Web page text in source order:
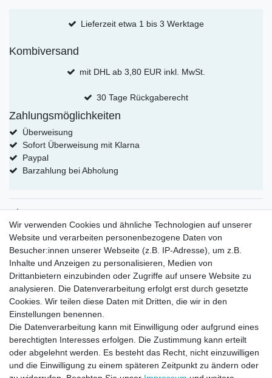
Lieferzeit etwa 1 bis 3 Werktage
Kombiversand
mit DHL ab 3,80 EUR inkl. MwSt.
30 Tage Rückgaberecht
Zahlungsmöglichkeiten
Überweisung
Sofort Überweisung mit Klarna
Paypal
Barzahlung bei Abholung
Shop
Kategorien für Modelleisenbahn
Kategorien für Puppenhaus 1:12
Kategorien für Puppenhaus 1:24
Kategorien für Puppenhaus 1:6
Mein Konto
eröffne dein eigenes Konto bei uns
erstelle deine eigene Wunschliste
Kontakt
Sie haben fragen ?
Wir verwenden Cookies und ähnliche Technologien auf unserer
Website und verarbeiten personenbezogene Daten von
Besucher:innen unserer Webseite (z.B. IP-Adresse), um z.B.
Inhalte und Anzeigen zu personalisieren, Medien von
Drittanbietern einzubinden oder Zugriffe auf unsere Website zu
analysieren. Die Datenverarbeitung erfolgt erst durch gesetzte
Cookies. Wir teilen diese Daten mit Dritten, die wir in den
Einstellungen benennen.
Die Datenverarbeitung kann mit Einwilligung oder aufgrund eines
berechtigten Interesses erfolgen. Die Zustimmung kann erteilt
oder abgelehnt werden. Es besteht das Recht, nicht einzuwilligen
und die Einwilligung zu einem späteren Zeitpunkt zu ändern oder